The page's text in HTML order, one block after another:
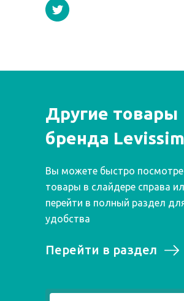
Другие товары
бренда
Вы можете быстро
товары в слайдере справа
перейти в полный раздел
удобства
Перейти в раздел